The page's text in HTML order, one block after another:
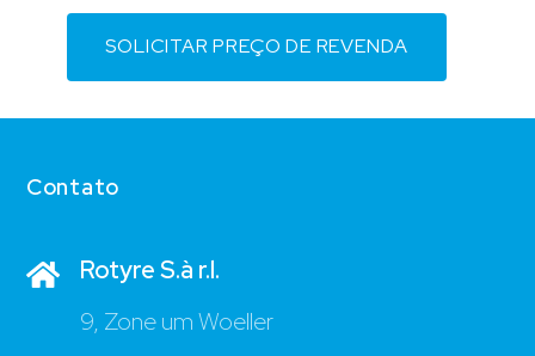
SOLICITAR PREÇO DE REVENDA
Contato
Rotyre S.à r.l.
9, Zone um Woeller